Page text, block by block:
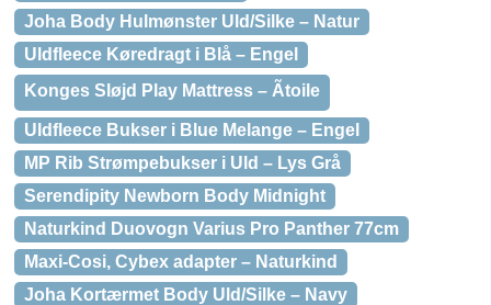
Joha Body Hulmønster Uld/Silke – Natur
Uldfleece Køredragt i Blå – Engel
Konges Sløjd Play Mattress – Ãtoile
Uldfleece Bukser i Blue Melange – Engel
MP Rib Strømpebukser i Uld – Lys Grå
Serendipity Newborn Body Midnight
Naturkind Duovogn Varius Pro Panther 77cm
Maxi-Cosi, Cybex adapter – Naturkind
Joha Kortærmet Body Uld/Silke – Navy